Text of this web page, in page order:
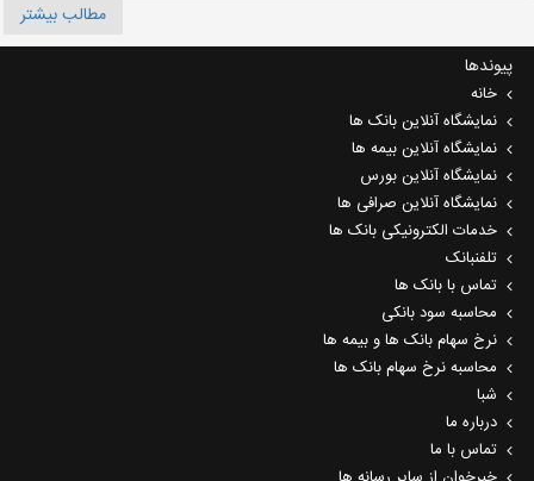
مطالب بیشتر
پیوندها
خانه
نمایشگاه آنلاین بانک ها
نمایشگاه آنلاین بیمه ها
نمایشگاه آنلاین بورس
نمایشگاه آنلاین صرافی ها
خدمات الکترونیکی بانک ها
تلفنبانک
تماس با بانک ها
محاسبه سود بانکی
نرخ سهام بانک ها و بیمه ها
محاسبه نرخ سهام بانک ها
شبا
درباره ما
تماس با ما